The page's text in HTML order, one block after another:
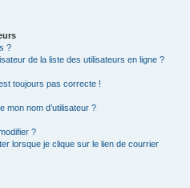
?
de la liste des utilisateurs en ligne ?
toujours pas correcte !
mon nom d’utilisateur ?
?
lorsque je clique sur le lien de courrier